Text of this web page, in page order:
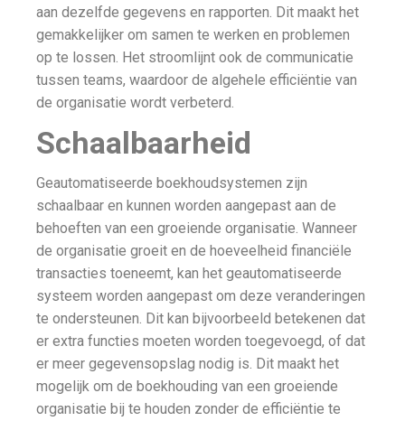
aan dezelfde gegevens en rapporten. Dit maakt het
gemakkelijker om samen te werken en problemen
op te lossen. Het stroomlijnt ook de communicatie
tussen teams, waardoor de algehele efficiëntie van
de organisatie wordt verbeterd.
Schaalbaarheid
Geautomatiseerde boekhoudsystemen zijn
schaalbaar en kunnen worden aangepast aan de
behoeften van een groeiende organisatie. Wanneer
de organisatie groeit en de hoeveelheid financiële
transacties toeneemt, kan het geautomatiseerde
systeem worden aangepast om deze veranderingen
te ondersteunen. Dit kan bijvoorbeeld betekenen dat
er extra functies moeten worden toegevoegd, of dat
er meer gegevensopslag nodig is. Dit maakt het
mogelijk om de boekhouding van een groeiende
organisatie bij te houden zonder de efficiëntie te